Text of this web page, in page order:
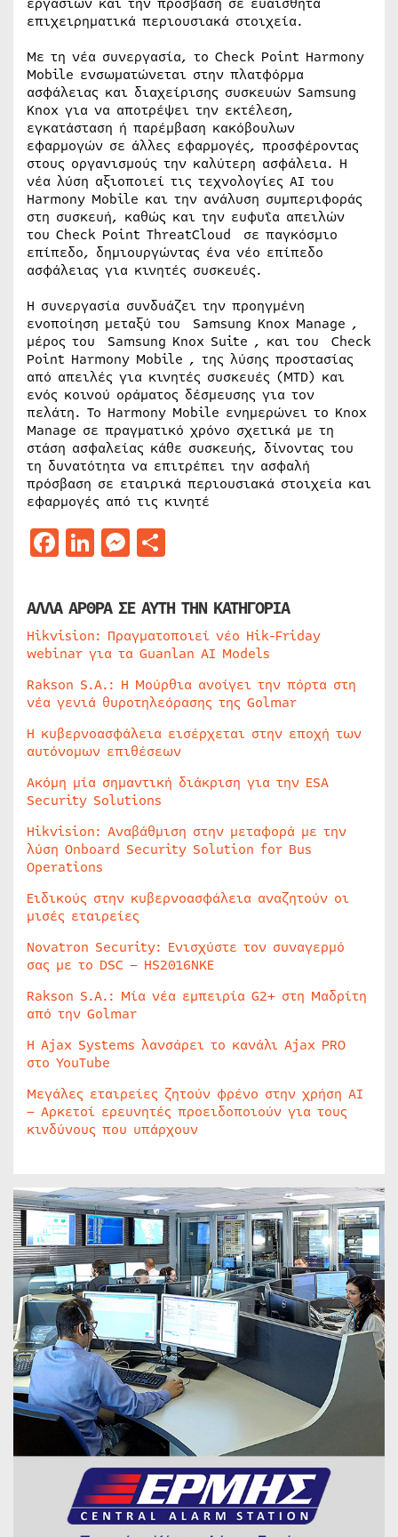
επιχειρηματικά περιουσιακά στοιχεία.
Με τη νέα συνεργασία, το Check Point Harmony
Mobile ενσωματώνεται στην πλατφόρμα
ασφάλειας και διαχείρισης συσκευών Samsung
Knox για να αποτρέψει την εκτέλεση,
εγκατάσταση ή παρέμβαση κακόβουλων
εφαρμογών σε άλλες εφαρμογές, προσφέροντας
στους οργανισμούς την καλύτερη ασφάλεια. Η
νέα λύση αξιοποιεί τις τεχνολογίες AI του
Harmony Mobile και την ανάλυση συμπεριφοράς
στη συσκευή, καθώς και την ευφυΐα απειλών
του Check Point ThreatCloud σε παγκόσμιο
επίπεδο, δημιουργώντας ένα νέο επίπεδο
ασφάλειας για κινητές συσκευές.
Η συνεργασία συνδυάζει την προηγμένη
ενοποίηση μεταξύ του Samsung Knox Manage ,
μέρος του Samsung Knox Suite , και του Check
Point Harmony Mobile , της λύσης προστασίας
από απειλές για κινητές συσκευές (MTD) και
ενός κοινού οράματος δέσμευσης για τον
πελάτη. Το Harmony Mobile ενημερώνει το Knox
Manage σε πραγματικό χρόνο σχετικά με τη
στάση ασφαλείας κάθε συσκευής, δίνοντας του
τη δυνατότητα να επιτρέπει την ασφαλή
πρόσβαση σε εταιρικά περιουσιακά στοιχεία και
εφαρμογές από τις κινητέ
Facebook
LinkedIn
Messenger
ΑΛΛΑ ΑΡΘΡΑ ΣΕ ΑΥΤΗ ΤΗΝ ΚΑΤΗΓΟΡΙΑ
Hikvision: Πραγματοποιεί νέο Hik-Friday
webinar για τα Guanlan AI Models
Rakson S.A.: Η Μούρθια ανοίγει την πόρτα στη
νέα γενιά θυροτηλεόρασης της Golmar
Η κυβερνοασφάλεια εισέρχεται στην εποχή των
αυτόνομων επιθέσεων
Ακόμη μία σημαντική διάκριση για την ESA
Security Solutions
Hikvision: Αναβάθμιση στην μεταφορά με την
λύση Onboard Security Solution for Bus
Operations
Ειδικούς στην κυβερνοασφάλεια αναζητούν οι
μισές εταιρείες
Novatron Security: Ενισχύστε τον συναγερμό
σας με το DSC – HS2016NKE
Rakson S.A.: Μία νέα εμπειρία G2+ στη Μαδρίτη
από την Golmar
Η Ajax Systems λανσάρει το κανάλι Ajax PRO
στο YouTube
Μεγάλες εταιρείες ζητούν φρένο στην χρήση AI
– Αρκετοί ερευνητές προειδοποιούν για τους
κινδύνους που υπάρχουν